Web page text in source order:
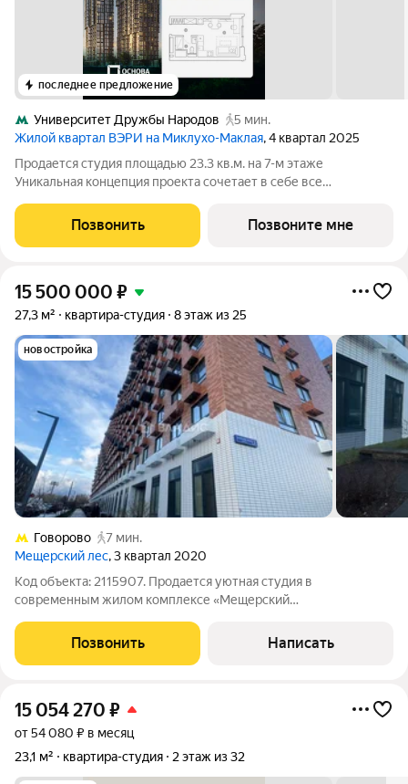
последнее предложение
Университет Дружбы Народов
5 мин.
Жилой квартал ВЭРИ на Миклухо-Маклая, 4 квартал 2025
Продается студия площадью 23.3 кв.м. на 7-м этаже
Уникальная концепция проекта сочетает в себе все
спокойного приватного отдыха в единении с природой. На
закрытой благоустроенной территории
Позвонить Позвоните мне
15 500 000 ₽
27,3 м² квартира-студия 8 этаж из 25
новостройка
Говорово
7 мин.
Мещерский лес, 3 квартал 2020
Код объекта: 2115907. Продается уютная студия в
современным жилом комплексе «Мещерский
Квартира общей площадью 27.3 кв.м, находится на 8 этаже 14-
этажного дома.Окна выходят во двор, поэтому
Позвонить Написать
15 054 270 ₽
от 54 080 ₽ в месяц
23,1 м²
квартира-студия 2 этаж из 32